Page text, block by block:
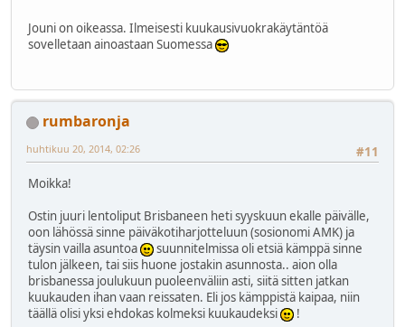
Jouni on oikeassa. Ilmeisesti kuukausivuokrakäytäntöä
sovelletaan ainoastaan Suomessa
rumbaronja
#11
huhtikuu 20, 2014, 02:26
Moikka!
Ostin juuri lentoliput Brisbaneen heti syyskuun ekalle päivälle,
oon lähössä sinne päiväkotiharjotteluun (sosionomi AMK) ja
täysin vailla asuntoa
suunnitelmissa oli etsiä kämppä sinne
tulon jälkeen, tai siis huone jostakin asunnosta.. aion olla
brisbanessa joulukuun puoleenväliin asti, siitä sitten jatkan
kuukauden ihan vaan reissaten. Eli jos kämppistä kaipaa, niin
täällä olisi yksi ehdokas kolmeksi kuukaudeksi
!